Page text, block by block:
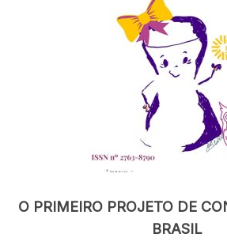
O PRIMEIRO PROJETO DE
BRASIL